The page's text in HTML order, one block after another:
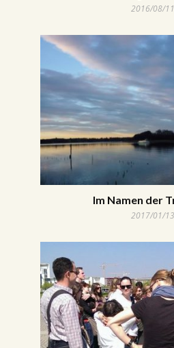
2016/08/11
Im Namen der
2017/01/13